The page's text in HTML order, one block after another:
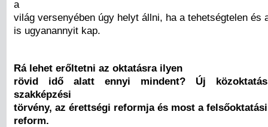
a
világ versenyében úgy helyt állni, ha a tehetségtelen és
is ugyanannyit kap.
Rá lehet erőltetni az oktatásra ilyen
rövid idő alatt ennyi mindent? Új
szakképzési
törvény, az érettségi reformja és most a felsőoktatási
reform.